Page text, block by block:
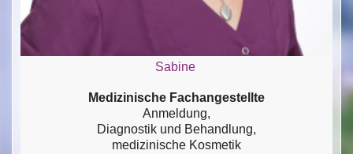
Sabine
Medizinische Fachangestellte
Anmeldung,
Diagnostik und Behandlung,
medizinische Kosmetik